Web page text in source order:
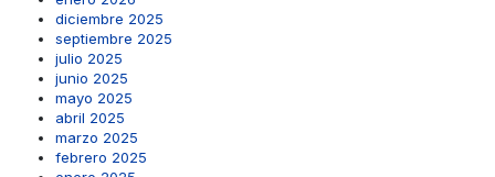
diciembre 2025
septiembre 2025
julio 2025
junio 2025
mayo 2025
abril 2025
marzo 2025
febrero 2025